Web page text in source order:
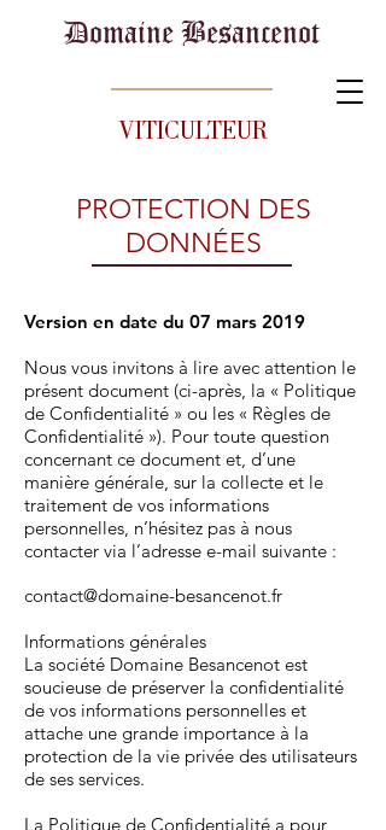
Domaine Besancenot
VITICULTEUR
PROTECTION DES
DONNÉES
Version en date du 07 mars 2019
Nous vous invitons à lire avec attention le
présent document (ci-après, la « Politique
de Confidentialité » ou les « Règles de
Confidentialité »). Pour toute question
concernant ce document et, d’une
manière générale, sur la collecte et le
traitement de vos informations
personnelles, n’hésitez pas à nous
contacter via l’adresse e-mail suivante :
contact@domaine-besancenot.fr
Informations générales
La société Domaine Besancenot est
soucieuse de préserver la confidentialité
de vos informations personnelles et
attache une grande importance à la
protection de la vie privée des utilisateurs
de ses services.
La Politique de Confidentialité a pour